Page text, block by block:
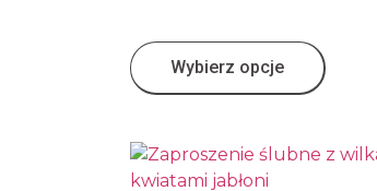
Wybierz opcje